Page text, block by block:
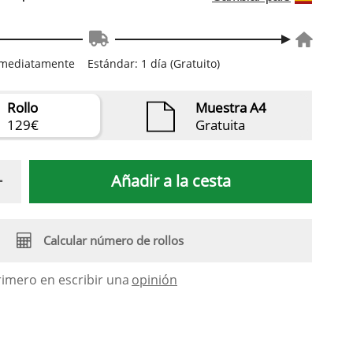
Estándar: 1 día (Gratuito)
Rollo
129€
Muestra A4
Gratuita
Añadir a la cesta
Calcular número de rollos
en escribir una opinión